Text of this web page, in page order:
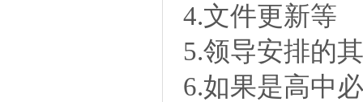
4.文件更新等
5.领导安排的
6.如果是高中